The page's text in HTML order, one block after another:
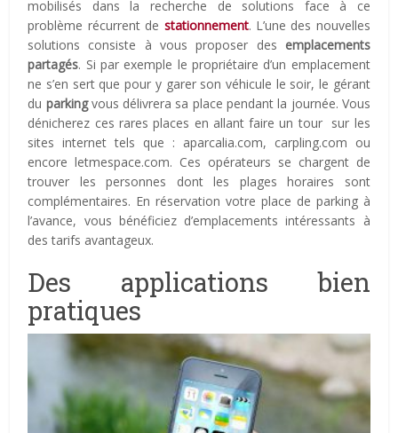
mobilisés dans la recherche de solutions face à ce
problème récurrent de stationnement. L’une des nouvelles
solutions consiste à vous proposer des emplacements
partagés. Si par exemple le propriétaire d’un emplacement
ne s’en sert que pour y garer son véhicule le soir, le gérant
du parkingvous délivrera sa place pendant la journée. Vous
dénicherez ces rares places en allant faire un tour sur les
sites internet tels que : aparcalia.com, carpling.com ou
encore letmespace.com. Ces opérateurs se chargent de
trouver les personnes dont les plages horaires sont
complémentaires. En réservation votre place de parking à
l’avance, vous bénéficiez d’emplacements intéressants à
des tarifs avantageux.
Des applications bien
pratiques